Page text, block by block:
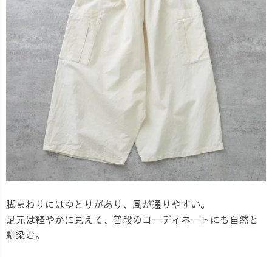
脚まわりにはゆとりがあり、風が通りやすい。
足元は軽やかに見えて、普段のコーディネートにも自然と
馴染む。